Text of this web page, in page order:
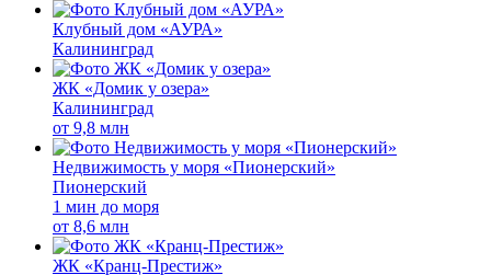
Клубный дом «АУРА»
Калининград
ЖК «Домик у озера»
Калининград
от 9,8 млн
Недвижимость у моря «Пионерский»
Пионерский
1 мин до моря
от 8,6 млн
ЖК «Кранц-Престиж»